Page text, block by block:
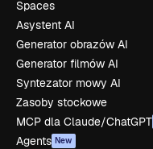
Spaces
Asystent AI
Generator obrazów AI
Generator filmów AI
Syntezator mowy AI
Zasoby stockowe
MCP dla Claude/ChatGPT
Agents New